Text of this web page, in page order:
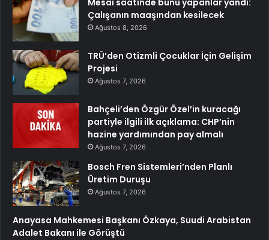
Mesai saatinde bunu yapanlar yandı:
Çalışanın maaşından kesilecek
Ağustos 8, 2026
TRÜ’den Otizmli Çocuklar İçin Gelişim
Projesi
Ağustos 7, 2026
Bahçeli’den Özgür Özel’in kuracağı
partiyle ilgili ilk açıklama: CHP’nin
hazine yardımından pay almalı
Ağustos 7, 2026
Bosch Fren Sistemleri’nden Planlı
Üretim Duruşu
Ağustos 7, 2026
Anayasa Mahkemesi Başkanı Özkaya, Suudi Arabistan
Adalet Bakanı ile Görüştü